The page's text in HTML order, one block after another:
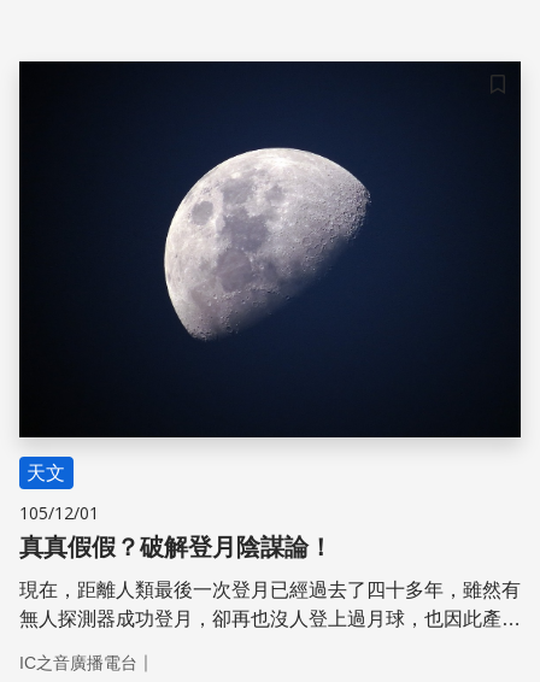
儲存
天文
105/12/01
真真假假？破解登月陰謀論！
現在，距離人類最後一次登月已經過去了四十多年，雖然有
無人探測器成功登月，卻再也沒人登上過月球，也因此產生
IC之音廣播電台 ｜